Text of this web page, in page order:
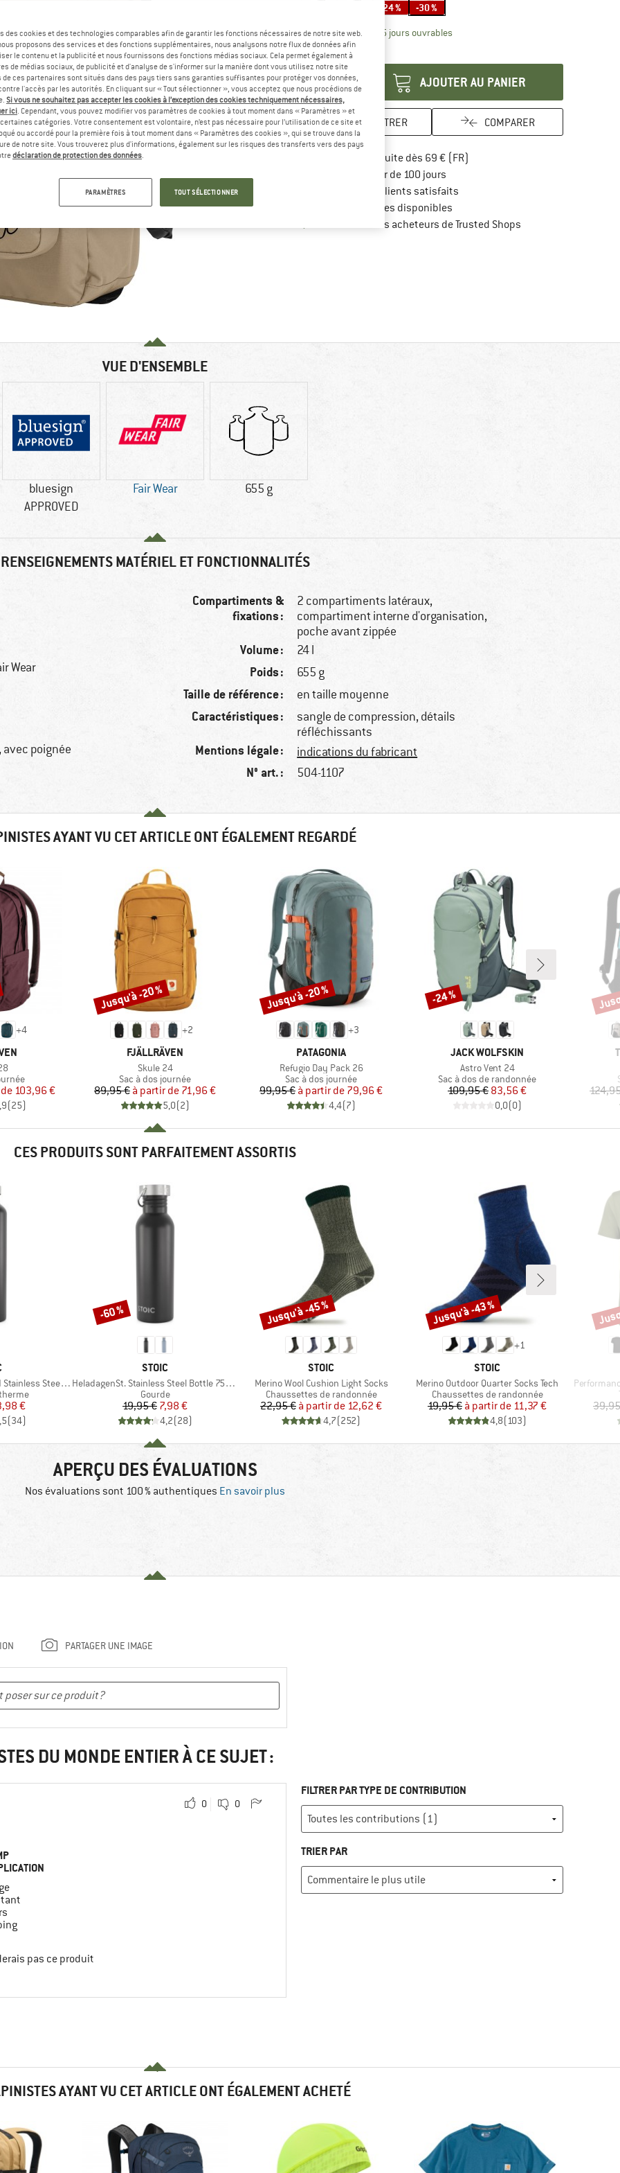
-24 % -30 %
Délai de livraison: 3-5 jours ouvrablesLe lien s'ouvre dans une boîte
Quantité:
AJOUTER AU PANIER
ENREGISTRER COMPARER
Livraison gratuite dès 69 € (FR)
Droit de retour de 100 joursTrouve les informations de
> 4 000 000 clients satisfaits
Tous les articles disponibles
Protection des acheteurs de Trusted ShopsTrouve toutes les
VUE D'ENSEMBLE
bluesign
APPROVED
Fair Wear 655 g
RENSEIGNEMENTS MATÉRIEL ET FONCTIONNALITÉS
Wear
poignée
Compartiments &
fixations :
2 compartiments latéraux,
compartiment interne d'organisation,
poche avant zippée
Volume : 24 l
Poids : 655 g
Taille de référence : en taille moyenne
Caractéristiques :
sangle de compression, détails
réfléchissants
Mentions légale : indications du fabricant
N° art. : 504-1107
AYANT VU CET ARTICLE ONT ÉGALEMENT REGARDÉ
+4
réduit
103,96 €
(25)
+2
MARQUE
FJÄLLRÄVEN
Article
Skule 24
Product group
Sac à dos journée
Prix
89,95 € Prix réduit
à partir de 71,96 €
5,0(2)
Remise
Jusqu'à -20 %
+3
MARQUE
PATAGONIA
Article
Refugio Day Pack 26
Product group
Sac à dos journée
Prix
99,95 € Prix réduit
à partir de 79,96 €
4,4(7)
Remise
Jusqu'à -20 %
MARQUE
JACK WOLFSKIN
Article
Astro Vent 24
Product group
Sac à dos de randonnée
Prix
109,95 €Prix réduit
83,56 €
0,0(0)
Remise
-24 %
CES PRODUITS SONT PARFAITEMENT ASSORTIS
Steel Bottle 1L
réduit
€
(34)
MARQUE
STOIC
Article
HeladagenSt. Stainless Steel Bottle 750ml
Product group
Gourde
Prix
19,95 €Prix réduit
7,98 €
4,2(28)
Remise
-60 %
MARQUE
STOIC
Article
Merino Wool Cushion Light Socks
Product group
Chaussettes de randonnée
Prix
22,95 € Prix réduit
à partir de 12,62 €
4,7(252)
Remise
Jusqu'à -45 %
+1
MARQUE
STOIC
Article
Merino Outdoor Quarter Socks Tech
Product group
Chaussettes de randonnée
Prix
19,95 € Prix réduit
à partir de 11,37 €
4,8(103)
Remise
Jusqu'à -43 %
Article
APERÇU DES ÉVALUATIONS
Nos évaluations sont 100 % authentiques En savoir plus
PARTAGER UNE IMAGE
DU MONDE ENTIER À CE SUJET :
0 0
pas ce produit
FILTRER PAR TYPE DE CONTRIBUTION
TRIER PAR
AYANT VU CET ARTICLE ONT ÉGALEMENT ACHETÉ
des cookies et des technologies comparables afin de garantir les fonctions nécessaires de notre site web.
proposons des services et des fonctions supplémentaires, nous analysons notre flux de données afin
le contenu et la publicité et nous fournissons des fonctions médias sociaux. Cela permet également à
de médias sociaux, de publicité et d'analyse de s'informer sur la manière dont vous utilisez notre site
de ces partenaires sont situés dans des pays tiers sans garanties suffisantes pour protéger vos données,
l'accès par les autorités. En cliquant sur « Tout sélectionner », vous acceptez que nous procédions de
Si vous ne souhaitez pas accepter les cookies à l’exception des cookies techniquement nécessaires,
ici. Cependant, vous pouvez modifier vos paramètres de cookies à tout moment dans « Paramètres » et
catégories. Votre consentement est volontaire, n’est pas nécessaire pour l’utilisation de ce site et
ou accordé pour la première fois à tout moment dans « Paramètres des cookies », qui se trouve dans la
de notre site. Vous trouverez plus d'informations, également sur les risques des transferts vers des pays
déclaration de protection des données.
PARAMÈTRES TOUT SÉLECTIONNER